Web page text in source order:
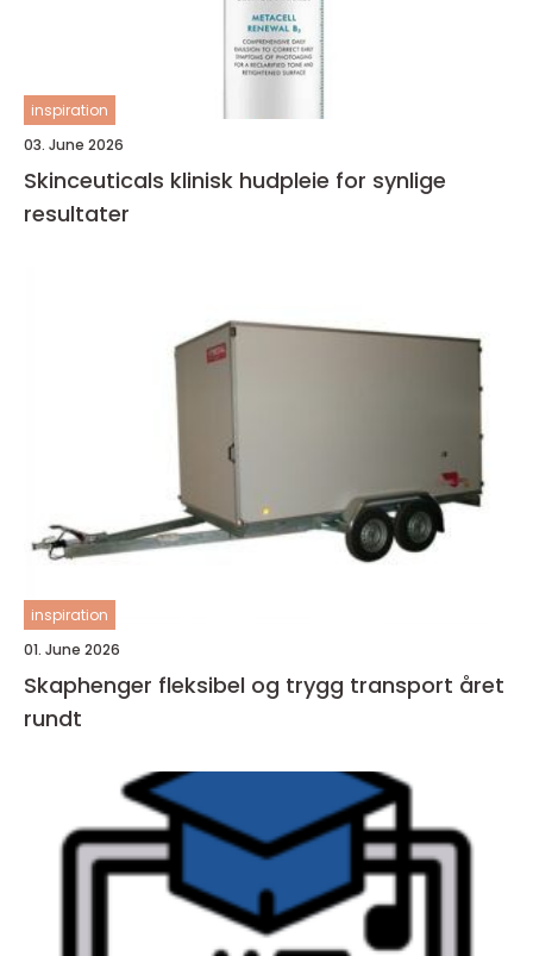
inspiration
03. June 2026
Skinceuticals klinisk hudpleie for synlige
resultater
inspiration
01. June 2026
Skaphenger fleksibel og trygg transport året
rundt